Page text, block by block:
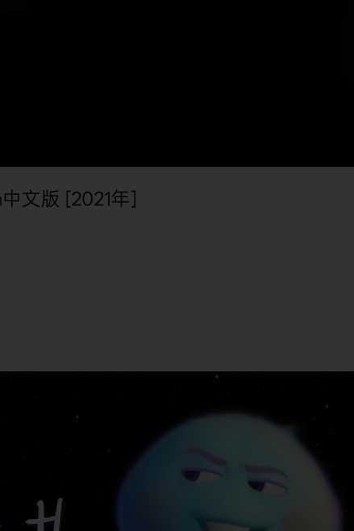
文版 [2021年]